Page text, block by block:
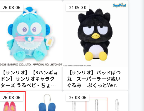
SOFVIMATES～マイメロ
ディ マーメイドver. ～
26.08.06
【サンリオ】【Bハンギョ
ドン】サンリオキャラク
ターズ うるベビ・ちょい
デカドール
24.05.30
【サンリオ】バッドばつ
丸 スーパーラージぬい
ぐるみ ぷくっとVer.
26.08.06 26.08.06